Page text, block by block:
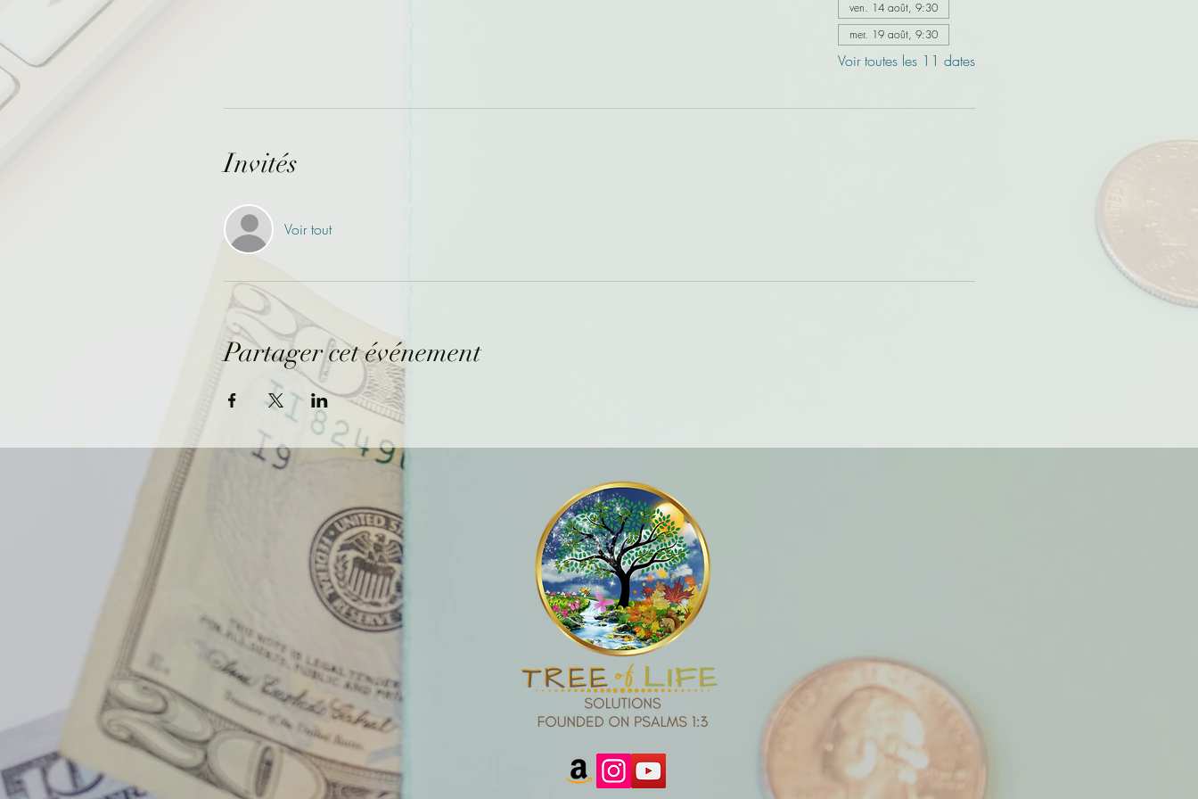
ven. 14 août, 9:30
mer. 19 août, 9:30
Voir toutes les 11 dates
Invités
Voir tout
Partager cet événement